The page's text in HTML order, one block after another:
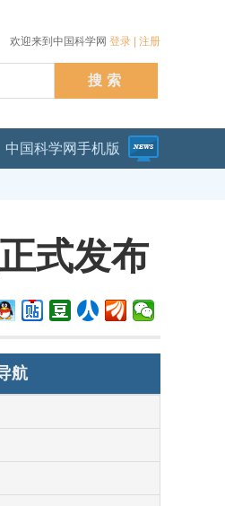
欢迎来到中国科学网 登录 注册
中国科学网手机版
式发布
航